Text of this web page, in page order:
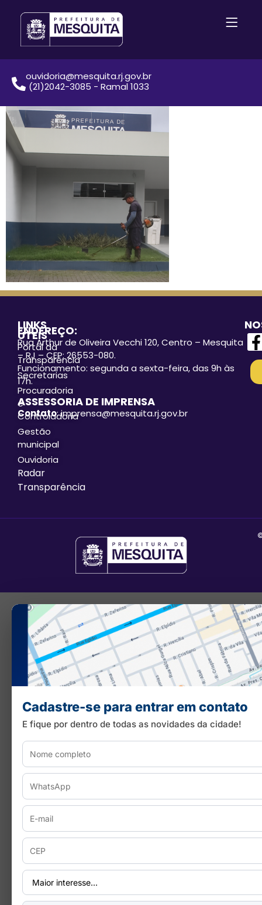
ouvidoria@mesquita.rj.gov.br
(21)2042-3085 - Ramal 1033
LINKS
ÚTEIS
Portal da
Transparência
Secretarias
Procuradoria
e
Controladoria
Gestão
municipal
Ouvidoria
Radar
Transparência
ENDEREÇO:
Rua Arthur de Oliveira Vecchi 120, Centro – Mesquita
– RJ – CEP: 26553-080.
Funcionamento: segunda a sexta-feira, das 9h às
17h.
ASSESSORIA DE IMPRENSA
Contato: imprensa@mesquita.rj.gov.br
Cadastre-se para entrar em contato
E fique por dentro de todas as novidades da cidade!